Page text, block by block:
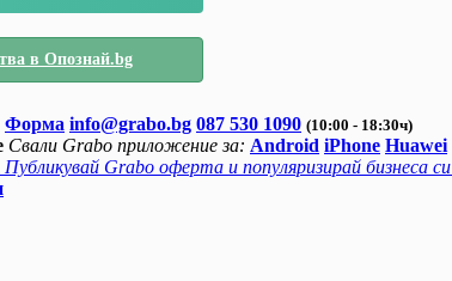
в Опознай.bg
Форма info@grabo.bg 087 530 1090 (10:00 - 18:30ч)
Свали Grabo приложение за: Android iPhone Huawei
Публикувай Grabo оферта и популяризирай бизнеса си